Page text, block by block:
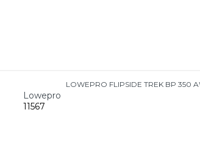
LOWEPRO FLIPSIDE TREK BP 350
Lowepro
11567